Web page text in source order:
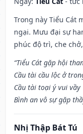
Trong này Tiểu Cát
ngại. Mưu đại sự
phúc độ trì, che
“Tiểu Cát gặp hội
Cầu tài cầu lộc ở
Cầu tài toại ý vui vầy
Bình an vô sự gặp
Nhị Thập Bát Tú